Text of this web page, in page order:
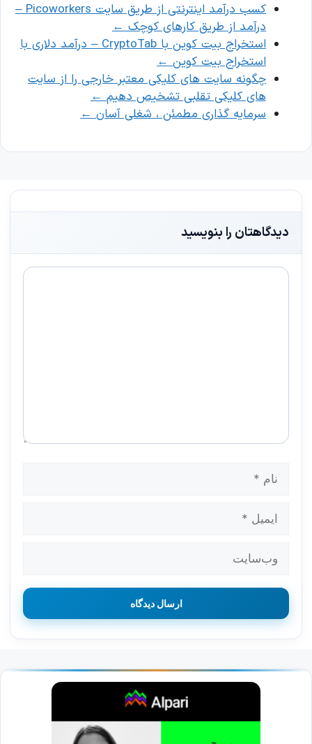
کسب درآمد اینترنتی از طریق سایت Picoworkers –
درآمد از طریق کارهای کوچک ←
استخراج بیت کوین با CryptoTab – درآمد دلاری با
استخراج بیت کوین ←
چگونه سایت های کلیکی معتبر خارجی را از سایت
های کلیکی تقلبی تشخیص دهیم ←
سرمایه گذاری مطمئن ، شغلی آسان ←
دیدگاهتان را بنویسید
دیدگاه
ایمیل
وب‌سایت